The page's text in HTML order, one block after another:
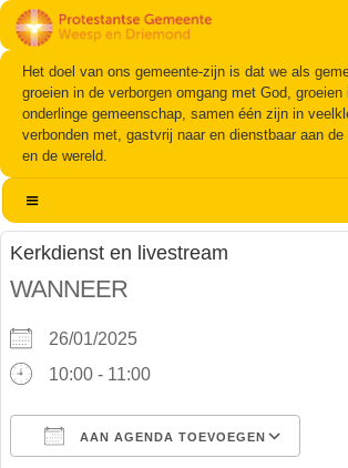
Het doel van ons gemeente-zijn is dat we als
groeien in de verborgen omgang met God, groeien
onderlinge gemeenschap, samen één zijn in
verbonden met, gastvrij naar en dienstbaar aan
en de wereld.
Kerkdienst en livestream
WANNEER
26/01/2025
10:00 - 11:00
AAN AGENDA TOEVOEGEN